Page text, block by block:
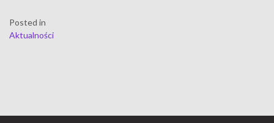
Posted in
Aktualności